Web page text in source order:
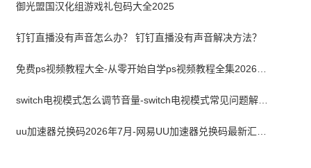
御光盟国汉化组游戏礼包码大全2025
钉钉直播没有声音怎么办？ 钉钉直播没有声音解决方法？
switch电视模式怎么调节音量-switch电视模式常见问题解决方案